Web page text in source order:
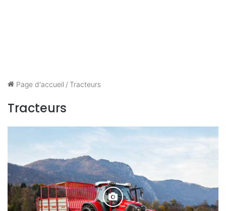
Page d'accueil /Tracteurs
Tracteurs